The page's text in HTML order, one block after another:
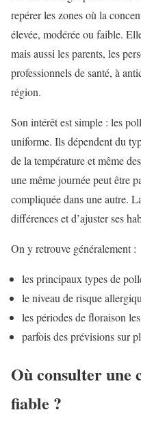
repérer les zones où la
élevée, modérée ou faible.
mais aussi les parents, les
professionnels de santé, à
région.
Son intérêt est simple : les
uniforme. Ils dépendent du
de la température et même
une même journée peut être
compliquée dans une autre.
différences et d’ajuster ses
On y retrouve généralement :
les principaux types de
le niveau de risque
les périodes de floraison
parfois des prévisions sur
Où consulter une
fiable ?